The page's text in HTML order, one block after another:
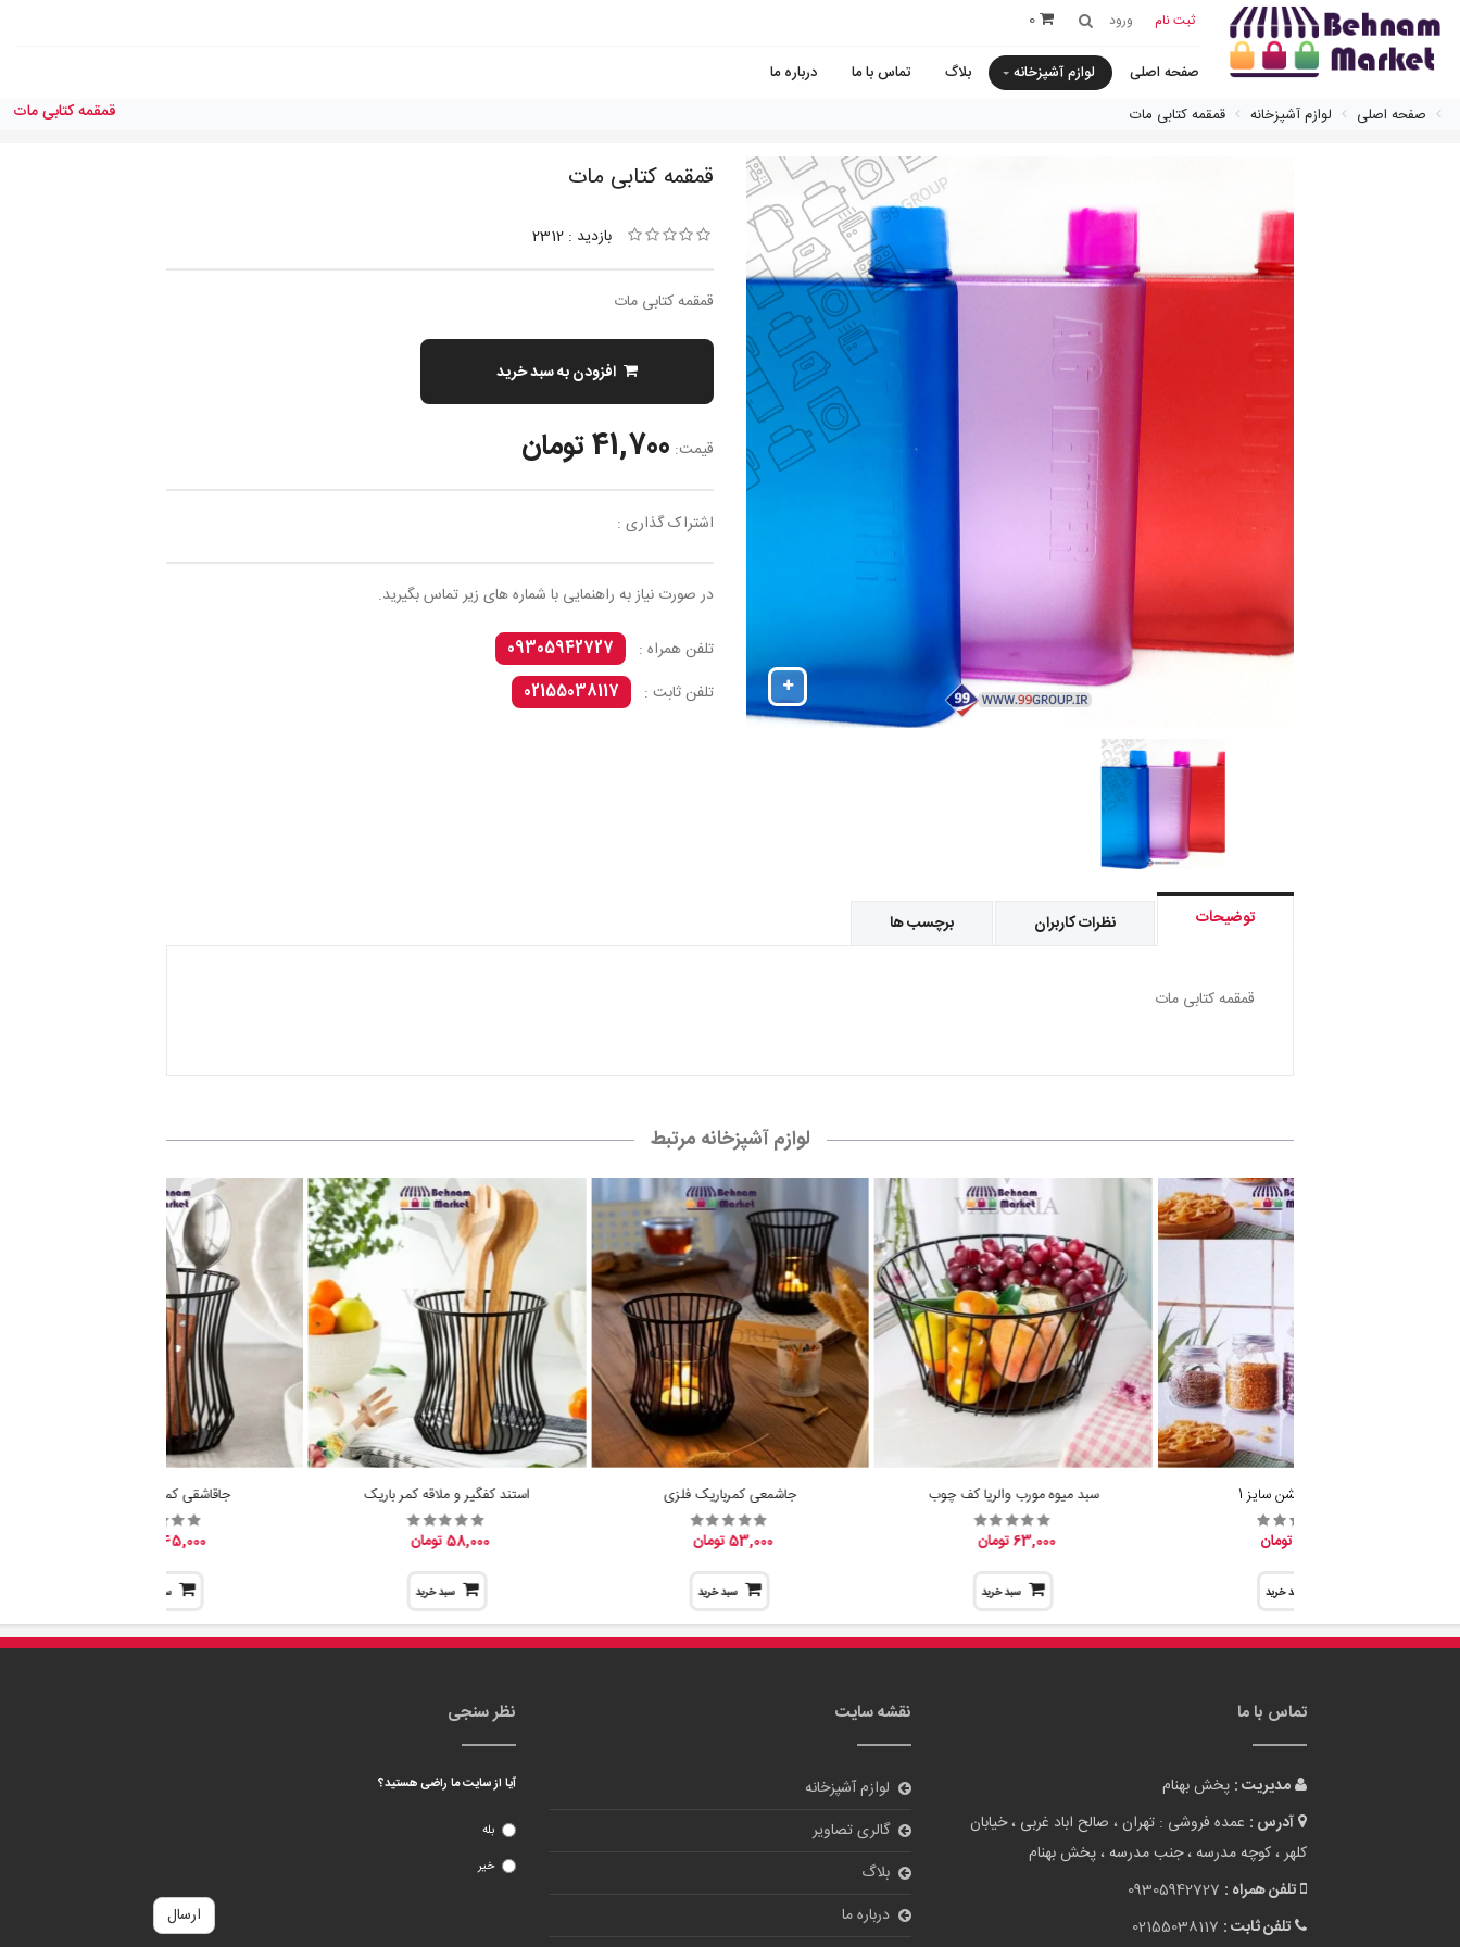
ثبت نام ورود 0
صفحه اصلی لوازم آشپزخانه بلاگ تماس با ما
درباره ما
صفحه اصلی
لوازم آشپزخانه قمقمه كتابی مات قمقمه كتابی مات
قمقمه كتابی مات
بازدید : 2312
قمقمه كتابی مات
افزودن به سبد خرید
قیمت: 41,700 تومان
اشتراک گذاری :
در صورت نیاز به راهنمایی با شماره های زیر تماس بگیرید.
تلفن همراه :
09305942727
تلفن ثابت :
02155038117
توضیحات نظرات کاربران برچسب ها
قمقمه كتابی مات
لوازم آشپزخانه مرتبط
بانکه گرد الشن سایز 1
سبد خرید
سبد میوه مورب والریا کف چوب
63,000 تومان
سبد خرید
جاشمعی کمرباریک فلزی
53,000 تومان
سبد خرید
استند کفگیر و ملاقه کمر باریک
58,000 تومان
سبد خرید
جاقاشقی کمرباریک والریا
45,000 تومان
سبد خرید
تماس با ما
مدیریت : پخش بهنام
آدرس : عمده فروشی : تهران ، صالح اباد غربی ، خیابان
کلهر ، کوچه مدرسه ، جنب مدرسه ، پخش بهنام
تلفن همراه : 09305942727
تلفن ثابت : 02155038117
نقشه سایت
لوازم آشپزخانه
گالری تصاویر
بلاگ
درباره ما
نظر سنجی
آیا از سایت ما راضی هستید؟
بله
خیر
ارسال